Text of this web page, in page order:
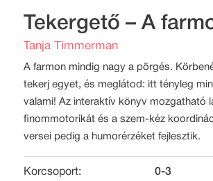
Tekergető – A
Tanja Timmerman
A farmon mindig nagy a pörgés.
tekerj egyet, és meglátod: itt tényleg
valami! Az interaktív könyv mozgatható
finommotorikát és a szem-kéz
versei pedig a humorérzéket fejlesztik.
Korcsoport:
0-3